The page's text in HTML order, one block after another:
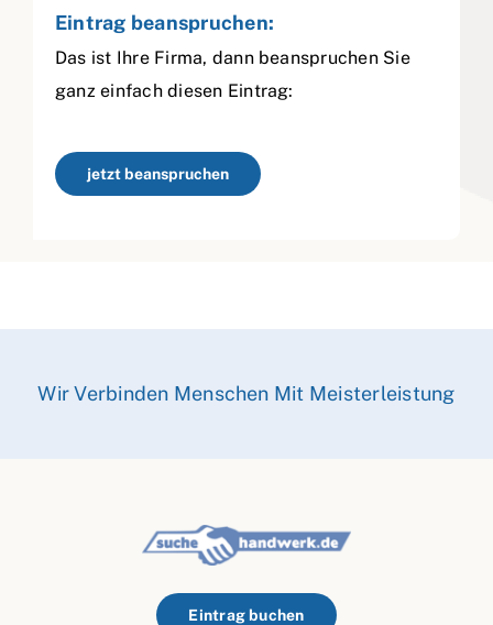
Eintrag beanspruchen:
Das ist Ihre Firma, dann beanspruchen Sie
ganz einfach diesen Eintrag:
jetzt beanspruchen
Wir Verbinden Menschen Mit Meisterleistung
Eintrag buchen